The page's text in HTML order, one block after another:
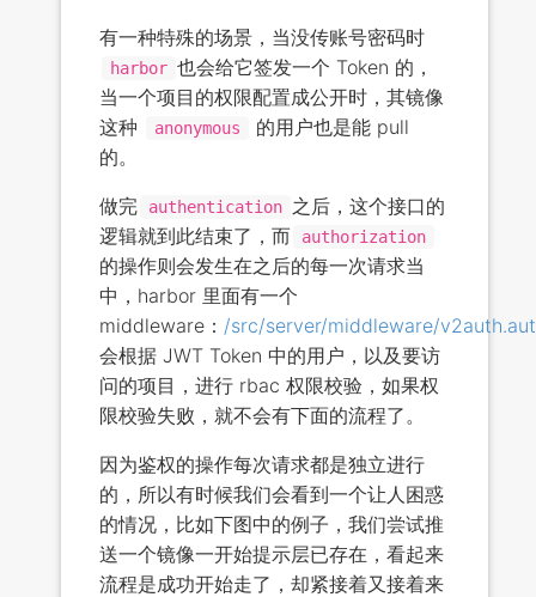
有一种特殊的场景，当没传账号密码时
harbor 也会给它签发一个 Token 的，
当一个项目的权限配置成公开时，其镜像
这种
anonymous
的用户也是能 pull
的。
做完 authentication 之后，这个接口的
逻辑就到此结束了，而
authorization
的操作则会发生在之后的每一次请求当
中，harbor 里面有一个
middleware： /src/server/middleware/
会根据 JWT Token 中的用户，以及要访
问的项目，进行 rbac 权限校验，如果权
限校验失败，就不会有下面的流程了。
因为鉴权的操作每次请求都是独立进行
的，所以有时候我们会看到一个让人困惑
的情况，比如下图中的例子，我们尝试推
送一个镜像一开始提示层已存在，看起来
流程是成功开始走了，却紧接着又接着来